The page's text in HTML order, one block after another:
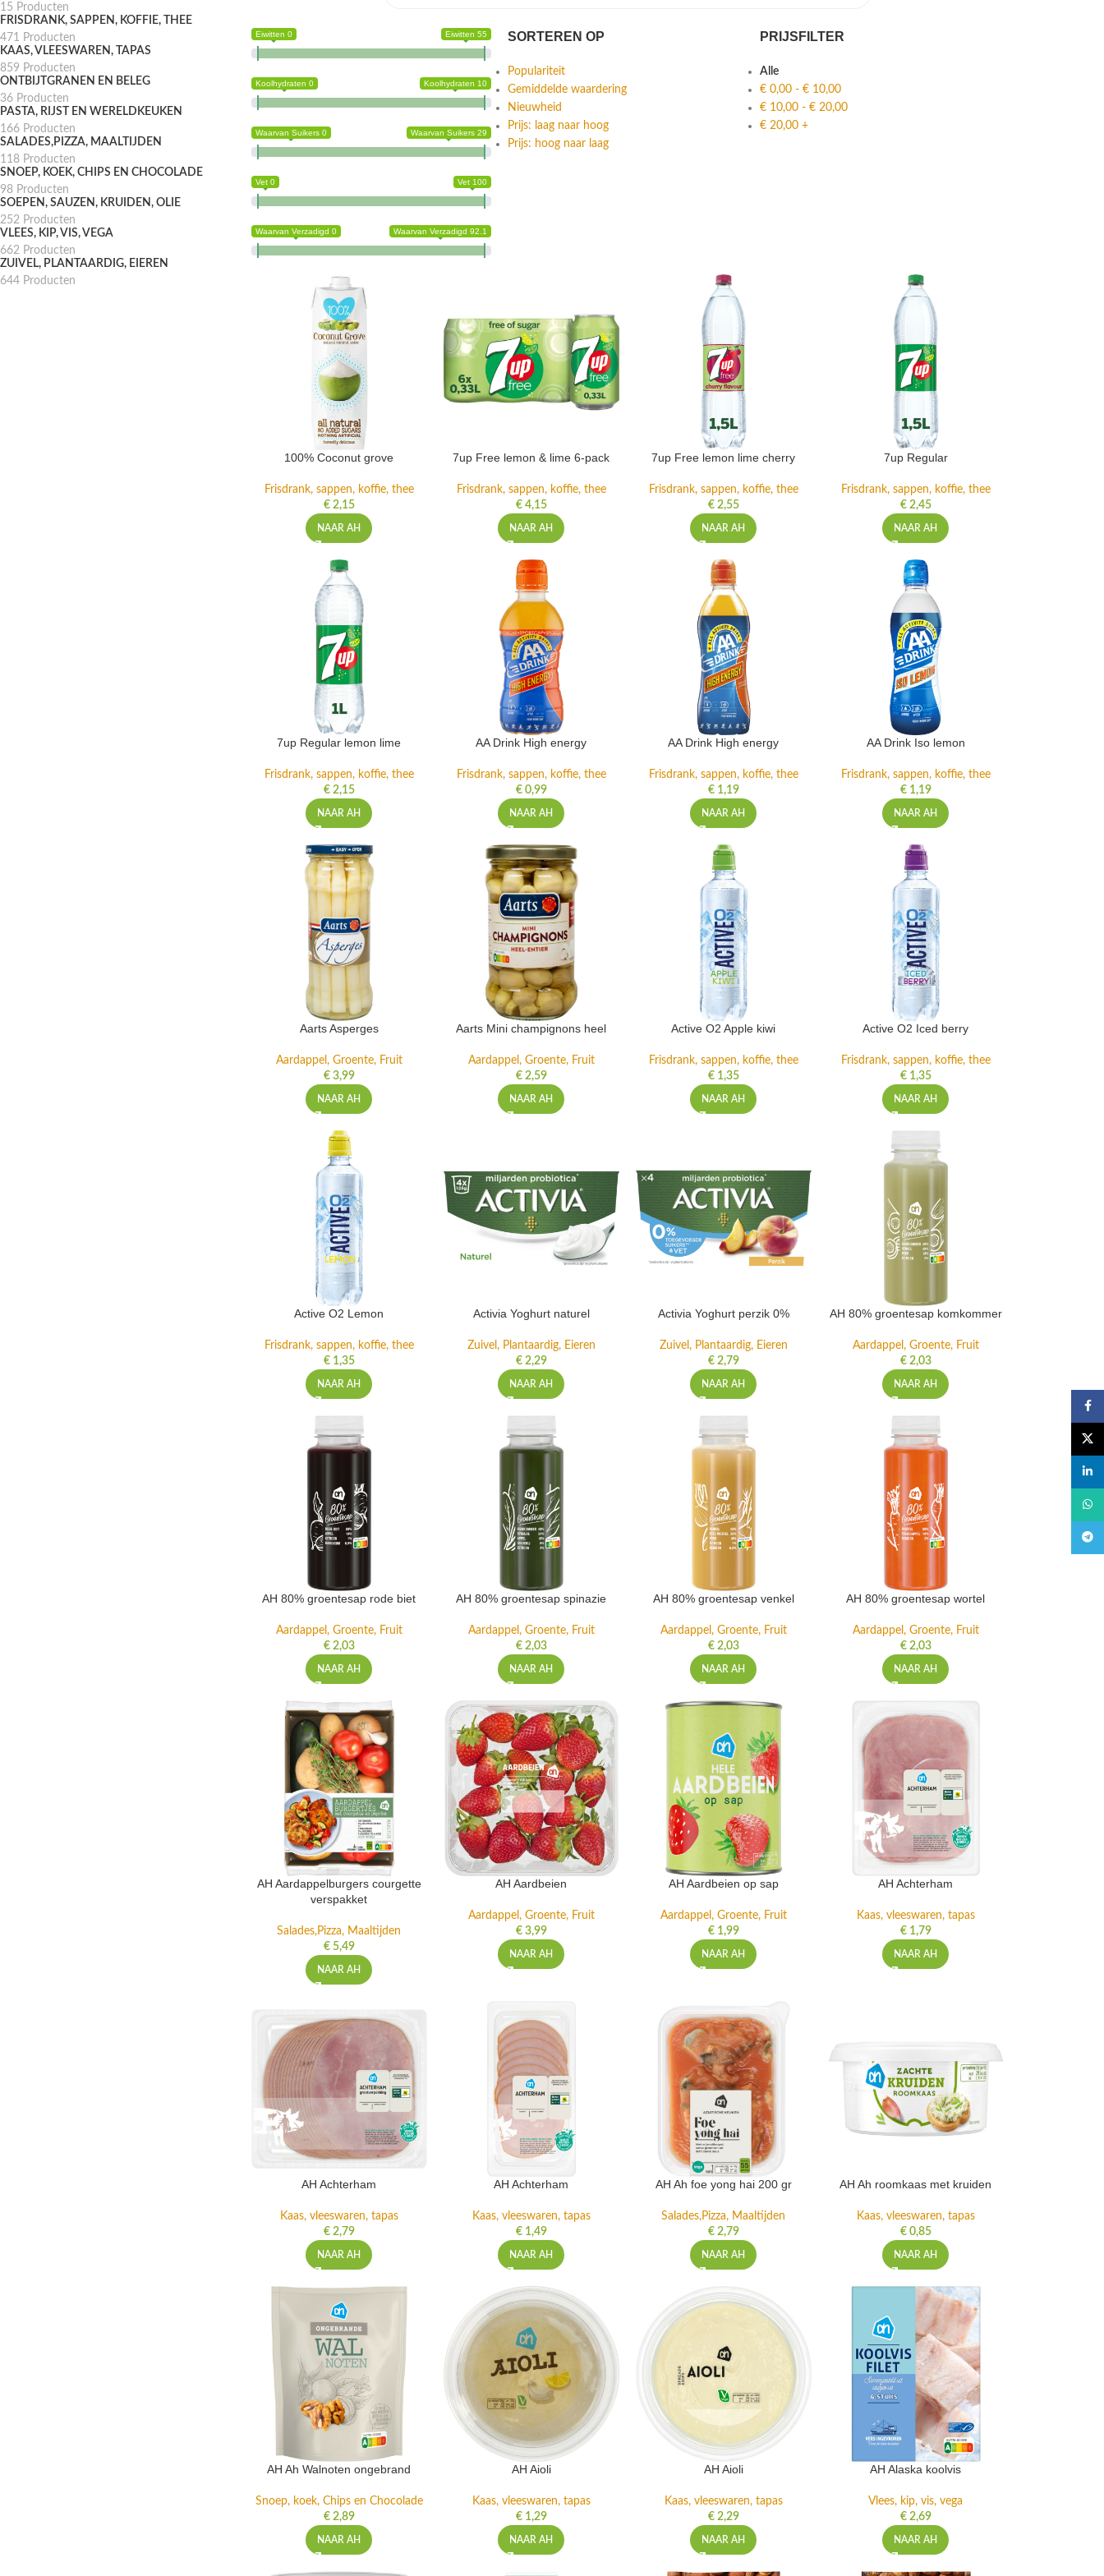
15 Producten
FRISDRANK, SAPPEN, KOFFIE, THEE
471 Producten
KAAS, VLEESWAREN, TAPAS
859 Producten
ONTBIJTGRANEN EN BELEG
36 Producten
PASTA, RIJST EN WERELDKEUKEN
166 Producten
SALADES,PIZZA, MAALTIJDEN
118 Producten
SNOEP, KOEK, CHIPS EN CHOCOLADE
98 Producten
SOEPEN, SAUZEN, KRUIDEN, OLIE
252 Producten
VLEES, KIP, VIS, VEGA
662 Producten
ZUIVEL, PLANTAARDIG, EIEREN
644 Producten
Eiwitten 0 Eiwitten 55
Koolhydraten 0 Koolhydraten 10
Waarvan Suikers 0 Waarvan Suikers 29
Vet 0 Vet 100
Waarvan Verzadigd 0 Waarvan Verzadigd 92.1
SORTEREN OP
Populariteit
Gemiddelde waardering
Nieuwheid
Prijs: laag naar hoog
Prijs: hoog naar laag
PRIJSFILTER
Alle
€0,00- €10,00
€10,00- €20,00
€20,00+
100% Coconut grove
Frisdrank, sappen, koffie, thee
€2,15
NAAR AH
7up Free lemon & lime 6-pack
Frisdrank, sappen, koffie, thee
€4,15
NAAR AH
7up Free lemon lime cherry
Frisdrank, sappen, koffie, thee
€2,55
NAAR AH
7up Regular
Frisdrank, sappen, koffie, thee
€2,45
NAAR AH
7up Regular lemon lime
Frisdrank, sappen, koffie, thee
€2,15
NAAR AH
AA Drink High energy
Frisdrank, sappen, koffie, thee
€0,99
NAAR AH
AA Drink High energy
Frisdrank, sappen, koffie, thee
€1,19
NAAR AH
AA Drink Iso lemon
Frisdrank, sappen, koffie, thee
€1,19
NAAR AH
Aarts Asperges
Aardappel, Groente, Fruit
€3,99
NAAR AH
Aarts Mini champignons heel
Aardappel, Groente, Fruit
€2,59
NAAR AH
Active O2 Apple kiwi
Frisdrank, sappen, koffie, thee
€1,35
NAAR AH
Active O2 Iced berry
Frisdrank, sappen, koffie, thee
€1,35
NAAR AH
Active O2 Lemon
Frisdrank, sappen, koffie, thee
€1,35
NAAR AH
Activia Yoghurt naturel
Zuivel, Plantaardig, Eieren
€2,29
NAAR AH
Activia Yoghurt perzik 0%
Zuivel, Plantaardig, Eieren
€2,79
NAAR AH
AH 80% groentesap komkommer
Aardappel, Groente, Fruit
€2,03
NAAR AH
AH 80% groentesap rode biet
Aardappel, Groente, Fruit
€2,03
NAAR AH
AH 80% groentesap spinazie
Aardappel, Groente, Fruit
€2,03
NAAR AH
AH 80% groentesap venkel
Aardappel, Groente, Fruit
€2,03
NAAR AH
AH 80% groentesap wortel
Aardappel, Groente, Fruit
€2,03
NAAR AH
AH Aardappelburgers courgette
verspakket
Salades,Pizza, Maaltijden
€5,49
NAAR AH
AH Aardbeien
Aardappel, Groente, Fruit
€3,99
NAAR AH
AH Aardbeien op sap
Aardappel, Groente, Fruit
€1,99
NAAR AH
AH Achterham
Kaas, vleeswaren, tapas
€1,79
NAAR AH
AH Achterham
Kaas, vleeswaren, tapas
€2,79
NAAR AH
AH Achterham
Kaas, vleeswaren, tapas
€1,49
NAAR AH
AH Ah foe yong hai 200 gr
Salades,Pizza, Maaltijden
€2,79
NAAR AH
AH Ah roomkaas met kruiden
Kaas, vleeswaren, tapas
€0,85
NAAR AH
AH Ah Walnoten ongebrand
Snoep, koek, Chips en Chocolade
€2,89
NAAR AH
AH Aioli
Kaas, vleeswaren, tapas
€1,29
NAAR AH
AH Aioli
Kaas, vleeswaren, tapas
€2,29
NAAR AH
AH Alaska koolvis
Vlees, kip, vis, vega
€2,69
NAAR AH